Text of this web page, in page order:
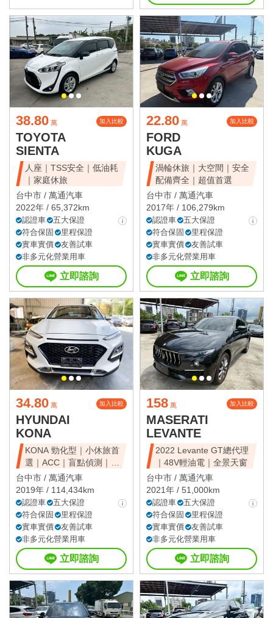
38.80 萬 加入比較
TOYOTA
SIENTA
人座｜TSS安全｜低油耗
｜家庭休旅
台中市 / 萬通汽車
2022年 / 65,372km
認證車
五大保證
符合保固
里程保證
實車實價
友善試車
非多元化營業用車
立即諮詢
22.80 萬 加入比較
FORD
KUGA
渦輪休旅｜大空間｜安全
配備齊全｜超值首選
台中市 / 萬通汽車
2017年 / 106,279km
認證車
五大保證
符合保固
里程保證
實車實價
友善試車
非多元化營業用車
立即諮詢
34.80 萬 加入比較
HYUNDAI
KONA
KONA 勁化型｜小休旅首
選｜ACC｜盲點偵測｜省
油好開
台中市 / 萬通汽車
2019年 / 114,434km
認證車
五大保證
符合保固
里程保證
實車實價
友善試車
非多元化營業用車
立即諮詢
158 萬 加入比較
MASERATI
LEVANTE
2022 Levante GT總代理
｜48V輕油電｜全景天窗
台中市 / 萬通汽車
2021年 / 51,000km
認證車
五大保證
符合保固
里程保證
實車實價
友善試車
非多元化營業用車
立即諮詢